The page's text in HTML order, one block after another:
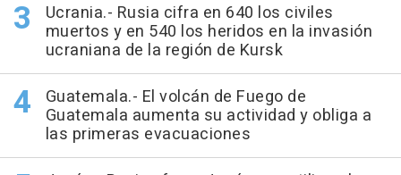
Ucrania.- Rusia cifra en 640 los civiles
muertos y en 540 los heridos en la invasión
ucraniana de la región de Kursk
Guatemala.- El volcán de Fuego de
Guatemala aumenta su actividad y obliga a
las primeras evacuaciones